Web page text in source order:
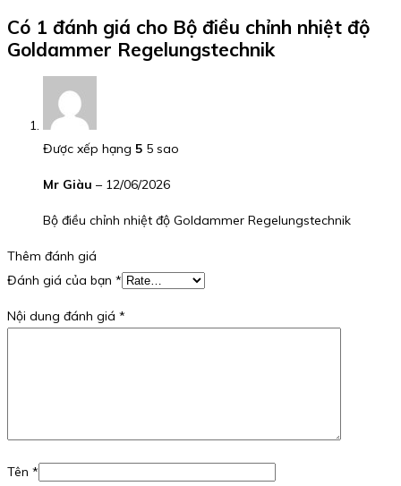
Có 1 đánh giá cho Bộ điều chỉnh nhiệt độ
Goldammer Regelungstechnik
Được xếp hạng 5 5 sao
Mr Giàu – 12/06/2026
Bộ điều chỉnh nhiệt độ Goldammer Regelungstechnik
Thêm đánh giá
Đánh giá của bạn *
Nội dung đánh giá *
Tên *